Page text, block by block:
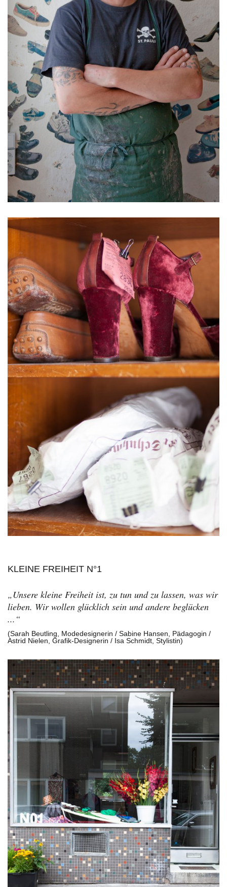
KLEINE FREIHEIT N°1
„Unsere kleine Freiheit ist, zu tun und zu lassen, was wir
lieben. Wir wollen glücklich sein und andere beglücken
...“
(Sarah Beutling, Modedesignerin / Sabine Hansen, Pädagogin /
Astrid Nielen, Grafik-Designerin / Isa Schmidt, Stylistin)